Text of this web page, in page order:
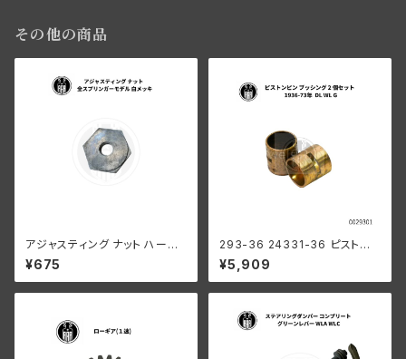
その他の商品
アジャスティング ナット ハーレ
ーダビッドソン 全スプリンガー
モデル 白メッキ
¥675
293-36 24331-36 ピストン
ピンブッシング 2個組
¥5,909